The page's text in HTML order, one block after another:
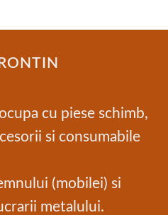
cu piese schimb,
si consumabile
(mobilei) si
metalului.